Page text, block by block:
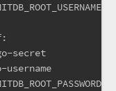
secret
username